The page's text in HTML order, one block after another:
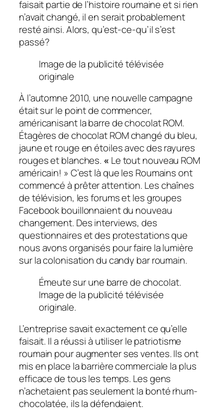
faisait partie de l’histoire roumaine et si rien
n’avait changé, il en serait probablement
resté ainsi. Alors, qu’est-ce-qu’il s’est
passé?
Image de la publicité télévisée
originale
À l’automne 2010, une nouvelle campagne
était sur le point de commencer,
américanisant la barre de chocolat ROM.
Étagères de chocolat ROMchangé du bleu,
jaune et rouge en étoiles avec des rayures
rouges et blanches. « Le tout nouveau ROM
américain! » C’est là que les Roumains ont
commencé à prêter attention. Les chaînes
de télévision, les forums et les groupes
Facebook bouillonnaient du nouveau
changement. Des interviews, des
questionnaires et des protestations que
nous avons organisés pour faire la lumière
sur la colonisation du candy bar roumain.
Émeute sur une barre de chocolat.
Image de la publicité télévisée
originale.
L’entreprise savait exactement ce qu’elle
faisait. Il a réussi à utiliser le patriotisme
roumain pour augmenter ses ventes. Ils ont
mis en place la barrière commerciale la plus
efficace de tous les temps. Les gens
n’achetaient pas seulement la bonté rhum-
chocolatée, ils la défendaient.